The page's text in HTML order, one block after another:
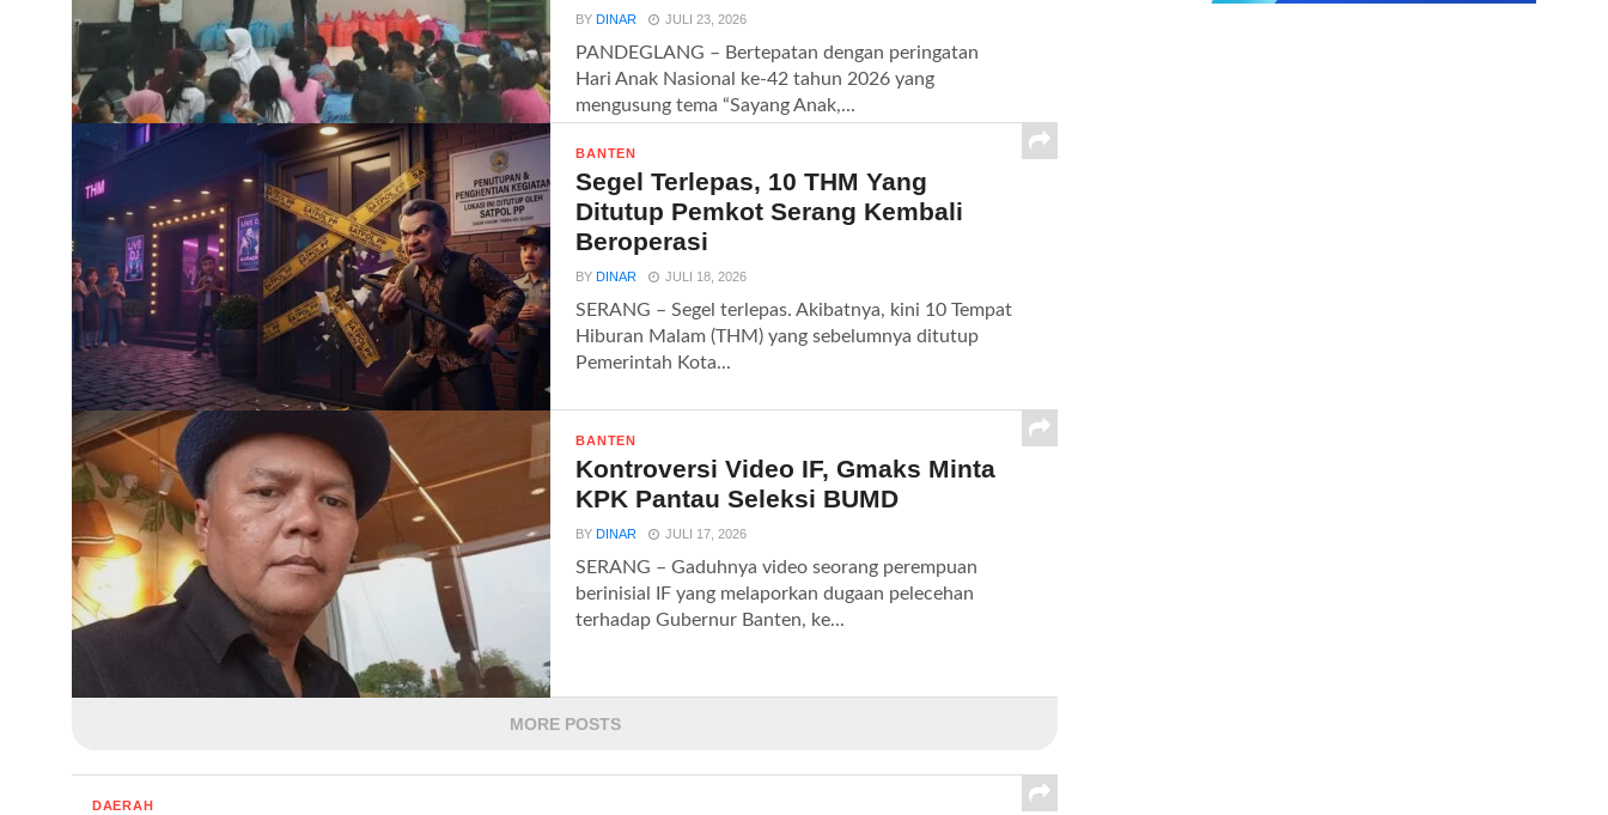
BYDINAR JULI 23, 2026
PANDEGLANG – Bertepatan dengan peringatan
Hari Anak Nasional ke-42 tahun 2026 yang
mengusung tema “Sayang Anak,...
BANTEN
Segel Terlepas, 10 THM Yang
Ditutup Pemkot Serang Kembali
Beroperasi
BYDINAR JULI 18, 2026
SERANG – Segel terlepas. Akibatnya, kini 10 Tempat
Hiburan Malam (THM) yang sebelumnya ditutup
Pemerintah Kota...
BANTEN
Kontroversi Video IF, Gmaks Minta
KPK Pantau Seleksi BUMD
BYDINAR JULI 17, 2026
SERANG – Gaduhnya video seorang perempuan
berinisial IF yang melaporkan dugaan pelecehan
terhadap Gubernur Banten, ke...
MORE POSTS
DAERAH